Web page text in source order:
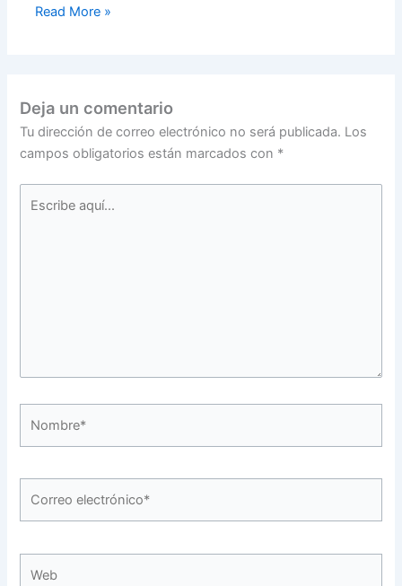
Read More »
Deja un comentario
Tu dirección de correo electrónico no será publicada. Los
campos obligatorios están marcados con *
aquí...
electrónico*